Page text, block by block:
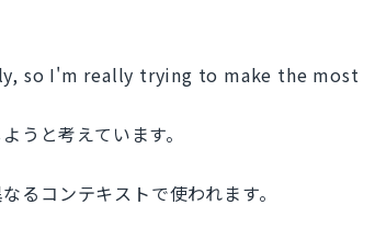
so I'm really trying to make the most
うと考えています。
コンテキストで使われます。